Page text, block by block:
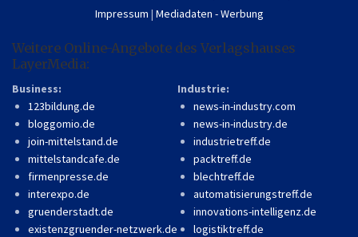
Impressum | Mediadaten - Werbung
Weitere Online-Angebote des Verlagshauses
LayerMedia:
Business:
123bildung.de
bloggomio.de
join-mittelstand.de
mittelstandcafe.de
firmenpresse.de
interexpo.de
gruenderstadt.de
existenzgruender-netzwerk.de
Industrie:
news-in-industry.com
news-in-industry.de
industrietreff.de
packtreff.de
blechtreff.de
automatisierungstreff.de
innovations-intelligenz.de
logistiktreff.de